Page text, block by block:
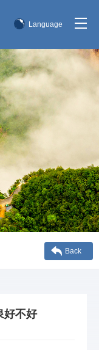
Language
English
한국어
日本語
Back
好不好